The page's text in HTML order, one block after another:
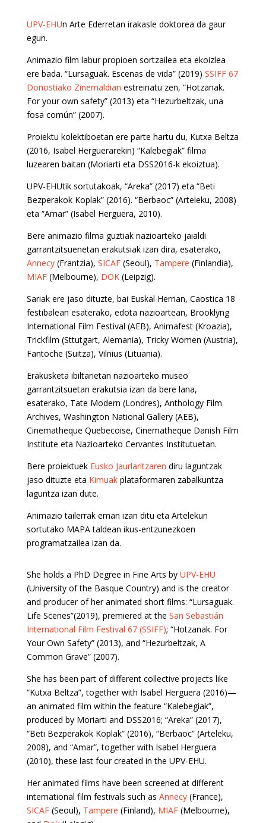
UPV-EHUn Arte Ederretan irakasle doktorea da gaur
egun.
Animazio film labur propioen sortzailea eta ekoizlea
ere bada. “Lursaguak. Escenas de vida” (2019) SSIFF 67
Donostiako Zinemaldian estreinatu zen, “Hotzanak.
For your own safety” (2013) eta “Hezurbeltzak, una
fosa común” (2007).
Proiektu kolektiboetan ere parte hartu du, Kutxa Beltza
(2016, Isabel Herguerarekin) “Kalebegiak” filma
luzearen baitan (Moriarti eta DSS2016-k ekoiztua).
UPV-EHUtik sortutakoak, “Areka” (2017) eta “Beti
Bezperakok Koplak” (2016). “Berbaoc” (Arteleku, 2008)
eta “Amar” (Isabel Herguera, 2010).
Bere animazio filma guztiak nazioarteko jaialdi
garrantzitsuenetan erakutsiak izan dira, esaterako,
Annecy(Frantzia), SICAF(Seoul), Tampere (Finlandia),
MIAF(Melbourne), DOK(Leipzig).
Sariak ere jaso dituzte, bai Euskal Herrian, Caostica 18
festibalean esaterako, edota nazioartean, Brooklyng
International Film Festival (AEB), Animafest (Kroazia),
Trickfilm (Sttutgart, Alemania), Tricky Women (Austria),
Fantoche (Suitza), Vilnius (Lituania).
Erakusketa ibiltarietan nazioarteko museo
garrantzitsuetan erakutsia izan da bere lana,
esaterako, Tate Modern (Londres), Anthology Film
Archives, Washington National Gallery (AEB),
Cinematheque Quebecoise, Cinematheque Danish Film
Institute eta Nazioarteko Cervantes Institutuetan.
Bere proiektuek Eusko Jaurlaritzaren diru laguntzak
jaso dituzte eta Kimuakplataformaren zabalkuntza
laguntza izan dute.
Animazio tailerrak eman izan ditu eta Artelekun
sortutako MAPA taldean ikus-entzunezkoen
programatzailea izan da.
She holds a PhD Degree in Fine Arts by UPV-EHU
(University of the Basque Country) and is the creator
and producer of her animated short films: “Lursaguak.
Life Scenes”(2019), premiered at the San Sebastián
International Film Festival 67 (SSIFF); “Hotzanak. For
Your Own Safety” (2013), and “Hezurbeltzak, A
Common Grave” (2007).
She has been part of different collective projects like
“Kutxa Beltza”, together with Isabel Herguera (2016)—
an animated film within the feature “Kalebegiak”,
produced by Moriarti and DSS2016; “Areka” (2017),
“Beti Bezperakok Koplak” (2016), “Berbaoc” (Arteleku,
2008), and “Amar”, together with Isabel Herguera
(2010), these last four created in the UPV-EHU.
Her animated films have been screened at different
international film festivals such as Annecy(France),
SICAF(Seoul), Tampere (Finland), MIAF(Melbourne),